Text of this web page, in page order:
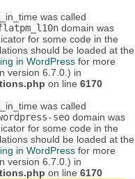
was called
domain was
for some code in the
should be loaded at the
in WordPress for more
version 6.7.0.) in
on line 6170
was called
seo domain was
for some code in the
should be loaded at the
in WordPress for more
version 6.7.0.) in
on line 6170